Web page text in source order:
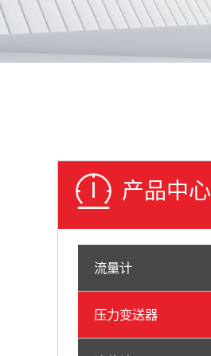
产品中心
流量计
压力变送器